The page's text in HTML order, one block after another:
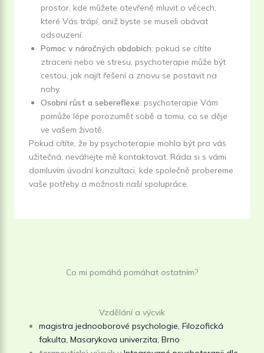
prostor, kde můžete otevřeně mluvit o věcech,
které Vás trápí, aniž byste se museli obávat
odsouzení.
Pomoc v náročných obdobích: pokud se cítíte
ztraceni nebo ve stresu, psychoterapie může být
cestou, jak najít řešení a znovu se postavit na
nohy.
Osobní růst a sebereflexe: psychoterapie Vám
pomůže lépe porozumět sobě a tomu, co se děje
ve vašem životě.
Pokud cítíte, že by psychoterapie mohla být pro vás
užitečná, neváhejte mě kontaktovat. Ráda si s vámi
domluvím úvodní konzultaci, kde společně probereme
vaše potřeby a možnosti naší spolupráce.
Co mi pomáhá pomáhat ostatním?
Vzdělání a výcvik
magistra jednooborové psychologie, Filozofická
fakulta, Masarykova univerzita, Brno